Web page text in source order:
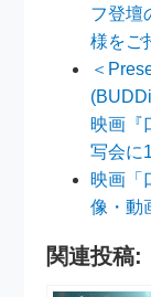
フ登壇
様をご
＜
映画『
写会に
映画「
像・動
関連投稿: